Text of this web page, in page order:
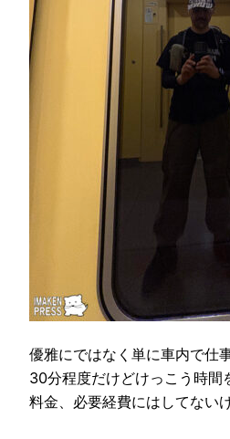
優雅にではなく単に車内で仕
30分程度だけどけっこう時間
料金、必要経費にはしてない